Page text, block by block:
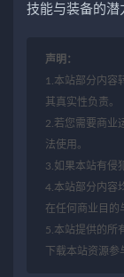
技能与装备的
声明：
1.本站部分内容
其真实性负责。
2.若您需要商业
法使用。
3.如果本站有侵
4.本站部分内容
在任何商业目的
5.本站提供的所
下载本站资源